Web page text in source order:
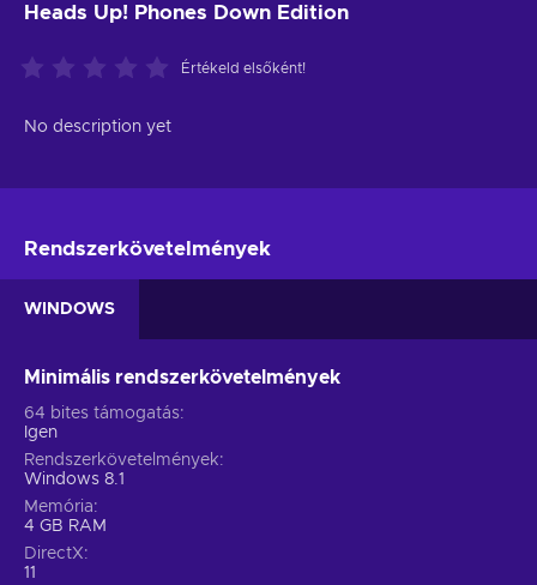
Heads Up! Phones Down Edition
Értékeld elsőként!
No description yet
Rendszerkövetelmények
WINDOWS
Minimális rendszerkövetelmények
64 bites támogatás
Igen
Rendszerkövetelmények
Windows 8.1
Memória
4 GB RAM
DirectX
11